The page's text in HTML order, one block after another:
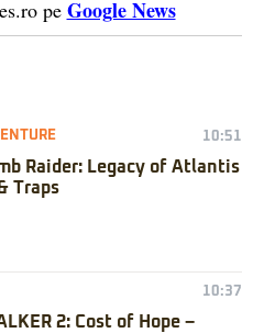
pe Google News
10:51
Raider: Legacy of Atlantis
Traps
10:37
2: Cost of Hope –